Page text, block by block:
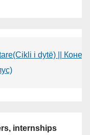
i dytë) ||
internships